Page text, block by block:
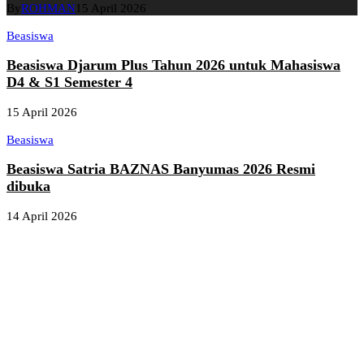
ByROHMAN15 April 2026
Beasiswa
Beasiswa Djarum Plus Tahun 2026 untuk Mahasiswa
D4 & S1 Semester 4
15 April 2026
Beasiswa
Beasiswa Satria BAZNAS Banyumas 2026 Resmi
dibuka
14 April 2026